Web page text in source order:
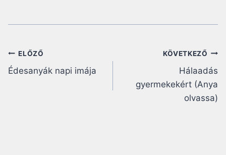
Bejegyzés
navigáció
ELŐZŐ
Édesanyák napi imája
KÖVETKEZŐ
Hálaadás
gyermekekért (Anya
olvassa)